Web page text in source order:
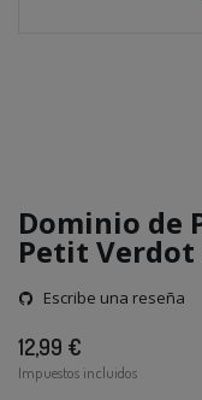
Dominio de
Petit
Escribe una reseña
12,99 €
Impuestos incluidos